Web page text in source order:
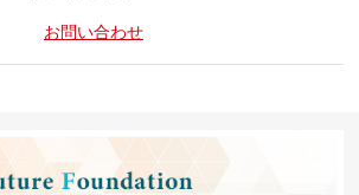
お問い合わせ